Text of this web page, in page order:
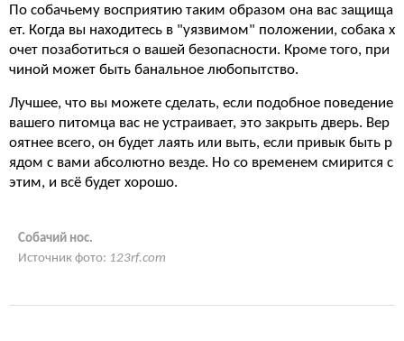
По собачьему восприятию таким образом она вас защища
ет. Когда вы находитесь в "уязвимом" положении, собака х
очет позаботиться о вашей безопасности. Кроме того, при
чиной может быть банальное любопытство.
Лучшее, что вы можете сделать, если подобное поведение
вашего питомца вас не устраивает, это закрыть дверь. Вер
оятнее всего, он будет лаять или выть, если привык быть р
ядом с вами абсолютно везде. Но со временем смирится с
этим, и всё будет хорошо.
Собачий нос.
Источник фото: 123rf.com